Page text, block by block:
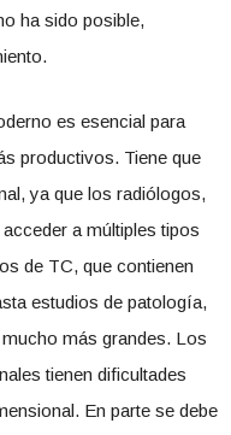
ha sido posible,
es esencial para
productivos. Tiene que
ya que los radiólogos,
a múltiples tipos
de TC, que contienen
estudios de patología,
más grandes. Los
tienen dificultades
En parte se debe